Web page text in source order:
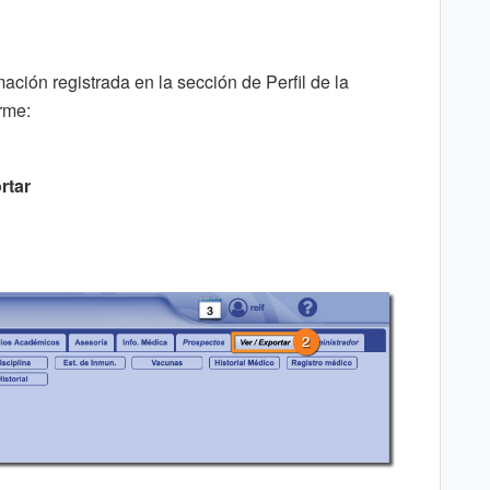
registrada en la sección de Perfil de la